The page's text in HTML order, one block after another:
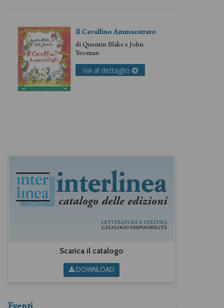
Il Cavallino Ammaestrato
diQuentin BlakeeJohn
Yeoman
Vai al dettaglio
Scarica il catalogo
DOWNLOAD